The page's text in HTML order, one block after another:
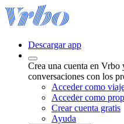
Descargar app
Crea una cuenta en Vrbo
conversaciones con los
Acceder como
Acceder como
Crear cuenta gratis
Ayuda